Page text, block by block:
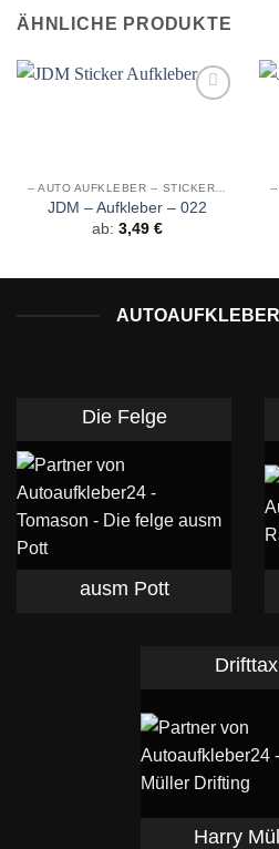
ÄHNLICHE PRODUKTE
JDM – Aufkleber – 022
ab: 3,49 €
Die Felge
ausm Pott
Harry